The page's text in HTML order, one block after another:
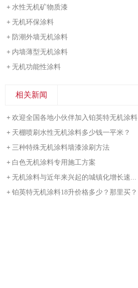
+ 水性无机矿物质漆
+ 无机环保涂料
+ 防潮外墙无机涂料
+ 内墙薄型无机涂料
+ 无机功能性涂料
相关新闻
+ 欢迎全国各地小伙伴加入铂英特无机涂料
+ 天棚喷刷水性无机涂料多少钱一平米？
+ 三种特殊无机涂料墙漆涂刷方法
+ 白色无机涂料专用施工方案
+ 无机涂料与近年来兴起的城镇化增长速...
+ 铂英特无机涂料18升价格多少？那里买？